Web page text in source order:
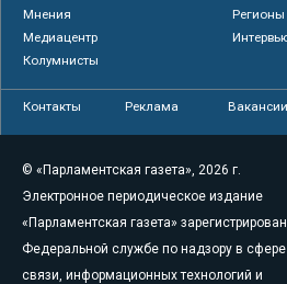
Мнения
Регионы
Медиацентр
Колумнисты
Контакты Реклама Вакансии
© «Парламентская газета», 2026 г.
Электронное периодическое издание
«Парламентская газета»
Федеральной службе по надзору в сфере
связи, информационных технологий и